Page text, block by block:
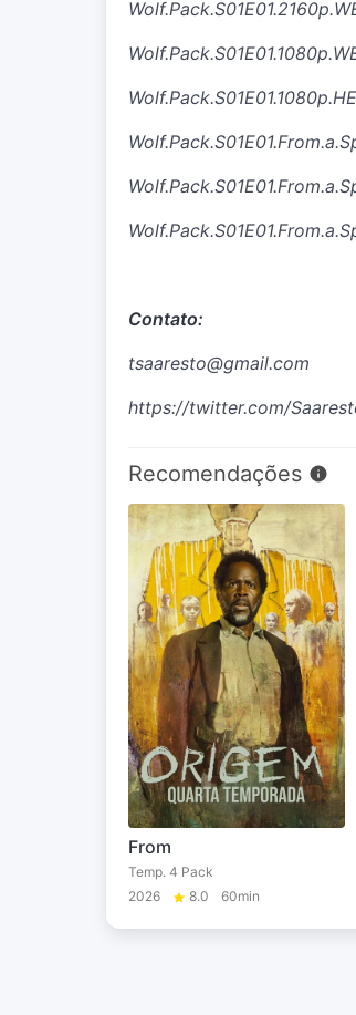
Contato:
tsaaresto@gmail.com
https://twitter.com/
Recomendações
From
Temp. 4 Pack
2026
8.0 60min